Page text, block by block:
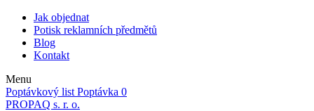
Jak objednat
Potisk reklamních předmětů
Blog
Kontakt
Menu
Poptávkový list Poptávka 0
PROPAQ s. r. o.